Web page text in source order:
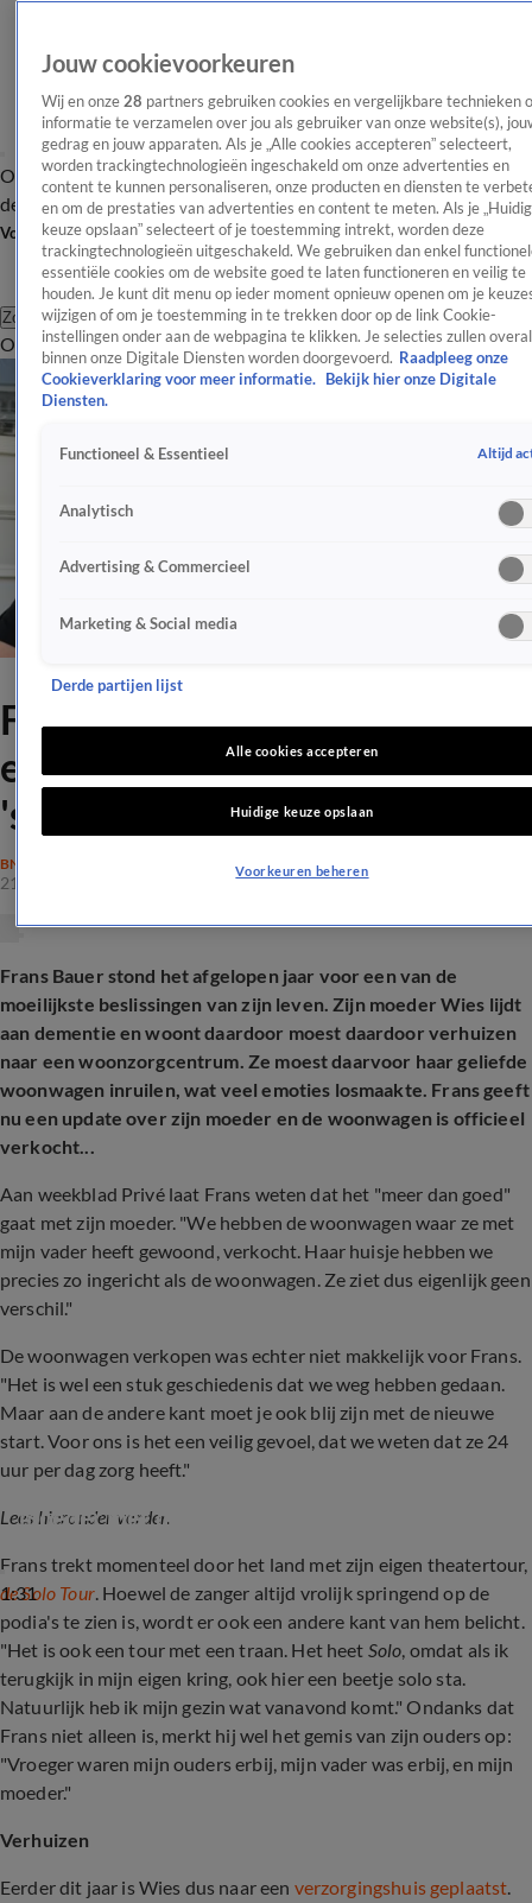
OverzichtAfleveringen Entertainment TV Algemeen
Tip
de redactieNieuwsbrief
Volg Shownieuws
Zoeken
OverzichtEntertainmentSpraakmakendRealityCrimeVideo's
Frans Bauer neemt
emotioneel afscheid van
'stukje geschiedenis'
BN'ERS
21 okt 2025, 16:30
Frans Bauer stond het afgelopen jaar voor een van de
moeilijkste beslissingen van zijn leven. Zijn moeder Wies lijdt
aan dementie en woont daardoor moest daardoor verhuizen
naar een woonzorgcentrum. Ze moest daarvoor haar geliefde
woonwagen inruilen, wat veel emoties losmaakte. Frans geeft
nu een update over zijn moeder en de woonwagen is officieel
verkocht...
Aan weekblad Privé laat Frans weten dat het "meer dan goed"
gaat met zijn moeder. "We hebben de woonwagen waar ze met
mijn vader heeft gewoond, verkocht. Haar huisje hebben we
precies zo ingericht als de woonwagen. Ze ziet dus eigenlijk geen
verschil."
De woonwagen verkopen was echter niet makkelijk voor Frans.
"Het is wel een stuk geschiedenis dat we weg hebben gedaan.
Maar aan de andere kant moet je ook blij zijn met de nieuwe
start. Voor ons is het een veilig gevoel, dat we weten dat ze 24
uur per dag zorg heeft."
Lees hieronder verder.
1:31
Frans Bauer geeft een update over zijn
moeder met dementie
Frans trekt momenteel door het land met zijn eigen theatertour,
de Solo Tour. Hoewel de zanger altijd vrolijk springend op de
podia's te zien is, wordt er ook een andere kant van hem belicht.
"Het is ook een tour met een traan. Het heet Solo, omdat als ik
terugkijk in mijn eigen kring, ook hier een beetje solo sta.
Natuurlijk heb ik mijn gezin wat vanavond komt." Ondanks dat
Frans niet alleen is, merkt hij wel het gemis van zijn ouders op:
"Vroeger waren mijn ouders erbij, mijn vader was erbij, en mijn
moeder."
Verhuizen
Eerder dit jaar is Wies dus naar een verzorgingshuis geplaatst.
Jouw cookievoorkeuren
Wij en onze 28 partners gebruiken cookies en vergelijkbare technieken
informatie te verzamelen over jou als gebruiker van onze website(s),
gedrag en jouw apparaten. Als je „Alle cookies accepteren” selecteert,
worden trackingtechnologieën ingeschakeld om onze advertenties en
content te kunnen personaliseren, onze producten en diensten te
en om de prestaties van advertenties en content te meten. Als je
keuze opslaan” selecteert of je toestemming intrekt, worden deze
trackingtechnologieën uitgeschakeld. We gebruiken dan enkel
essentiële cookies om de website goed te laten functioneren en veilig te
houden. Je kunt dit menu op ieder moment opnieuw openen om je
wijzigen of om je toestemming in te trekken door op de link Cookie-
instellingen onder aan de webpagina te klikken. Je selecties zullen overal
binnen onze Digitale Diensten worden doorgevoerd. Raadpleeg onze
Cookieverklaring voor meer informatie.
Bekijk hier onze Digitale
Diensten.
Functioneel & Essentieel Altijd
Analytisch
Advertising & Commercieel
Marketing & Social media
Derde partijen lijst
Alle cookies accepteren
Huidige keuze opslaan
Voorkeuren beheren